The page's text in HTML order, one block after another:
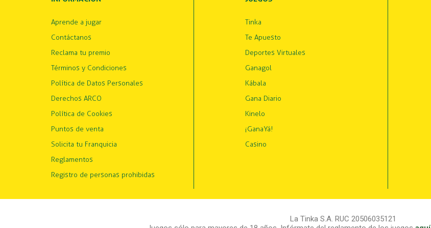
Aprende a jugar
Contáctanos
Reclama tu premio
Términos y Condiciones
Política de Datos Personales
Derechos ARCO
Política de Cookies
Puntos de venta
Solicita tu Franquicia
Reglamentos
Registro de personas prohibidas
Tinka
Te Apuesto
Deportes Virtuales
Ganagol
Kábala
Gana Diario
Kinelo
¡GanaYá!
Casino
La Tinka S.A. RUC 20506035121